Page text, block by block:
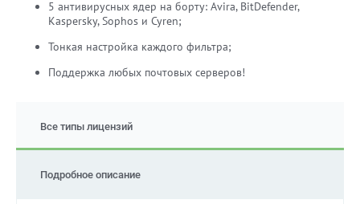
5 антивирусных ядер на борту: Avira, BitDefender,
Kaspersky, Sophos и Cyren;
Тонкая настройка каждого фильтра;
Поддержка любых почтовых серверов!
Все типы лицензий
Подробное описание